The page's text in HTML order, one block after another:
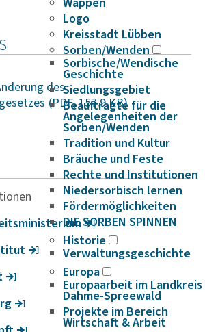
Logo
Kreisstadt Lübben
Sorben/Wenden
Sorbische/Wendische
Geschichte
Siedlungsgebiet
Beauftragte für die
Angelegenheiten der
Sorben/Wenden
Tradition und Kultur
Bräuche und Feste
Rechte und Institutionen
Niedersorbisch lernen
Fördermöglichkeiten
DIE SORBEN SPINNEN
Historie
Verwaltungsgeschichte
Europa
Europaarbeit im Landkreis
Dahme-Spreewald
Projekte im Bereich
Wirtschaft & Arbeit
des